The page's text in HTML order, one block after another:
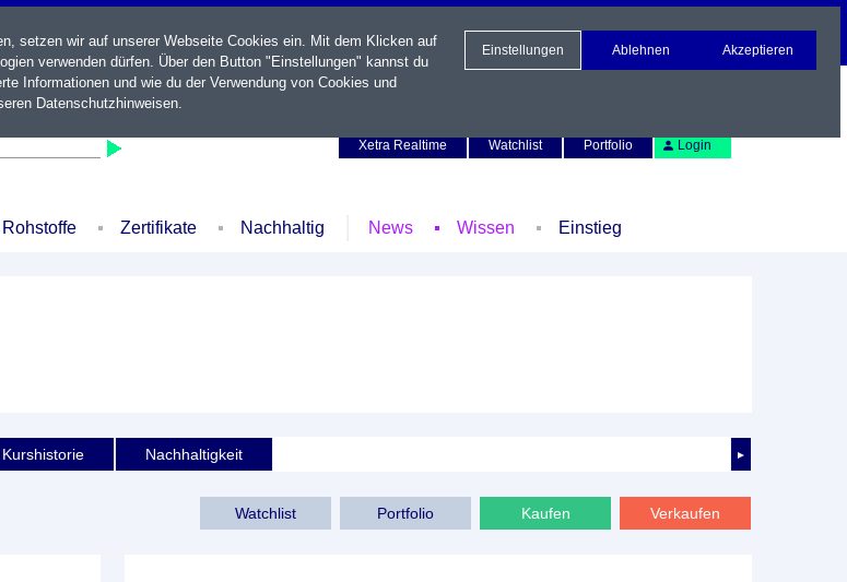
Xetra Realtime
Watchlist Portfolio Login
Rohstoffe Zertifikate Nachhaltig News Wissen Einstieg
►
Kurshistorie Nachhaltigkeit
Watchlist Portfolio Kaufen Verkaufen
setzen wir auf unserer Webseite Cookies ein. Mit dem Klicken auf
verwenden dürfen. Über den Button "Einstellungen" kannst du
Informationen und wie du der Verwendung von Cookies und
Datenschutzhinweisen.
Einstellungen Ablehnen Akzeptieren